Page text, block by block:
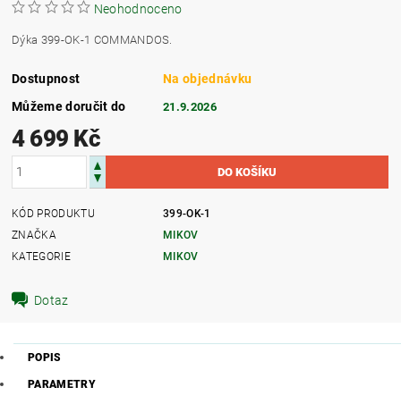
Neohodnoceno
Dýka 399-OK-1 COMMANDOS.
Dostupnost
Na objednávku
Můžeme doručit do
21.9.2026
4 699 Kč
KÓD PRODUKTU
399-OK-1
ZNAČKA
MIKOV
KATEGORIE
MIKOV
Dotaz
POPIS
PARAMETRY